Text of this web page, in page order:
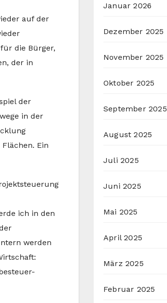
auf der
die Bürger,
der in
der
in der
Ein
ich in den
werden
Januar 2026
Dezember 2025
November 2025
Oktober 2025
September 2025
August 2025
Juli 2025
Juni 2025
Mai 2025
April 2025
März 2025
Februar 2025